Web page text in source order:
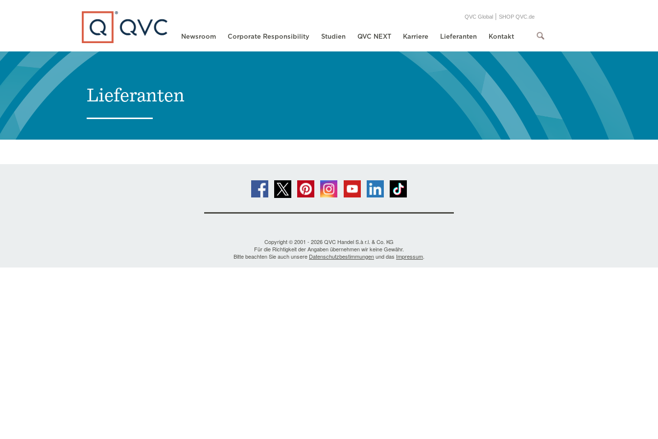
Newsroom Corporate Responsibility Studien QVC NEXT Karriere Lieferanten Kontakt
QVC Global | SHOP QVC.de
Type to search
Lieferanten
Copyright © 2001 - 2026 QVC Handel S.à r.l. & Co. KG
Für die Richtigkeit der Angaben übernehmen wir keine Gewähr.
Bitte beachten Sie auch unsere Datenschutzbestimmungenund das Impressum.